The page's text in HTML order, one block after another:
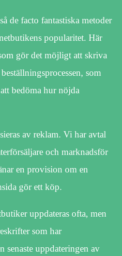
de facto fantastiska metoder
popularitet. Här
gör det möjligt att skriva
som
bedöma hur nöjda
av reklam. Vi har avtal
och marknadsför
en provision om en
gör ett köp.
uppdateras ofta, men
som har
senaste uppdateringen av